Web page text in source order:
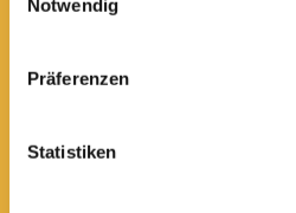
Notwendig
Präferenzen
Statistiken
 0531 - 24 33 5-0
Domkantorat
Anfrage und